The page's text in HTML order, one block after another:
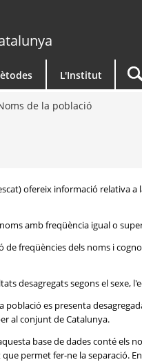
L'Institut
de la població
ofereix informació relativa
amb freqüència igual o
de freqüències dels noms i
desagregats segons el
població es presenta
al conjunt de Catalunya.
base de dades conté els
permet fer-ne la separació.